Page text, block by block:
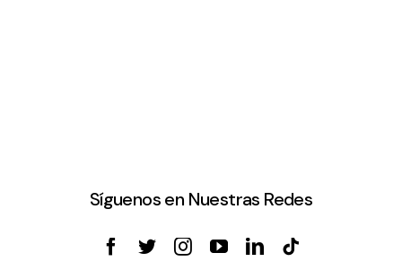
Síguenos en Nuestras Redes